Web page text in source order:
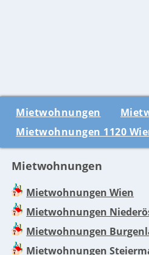
Mietwohnungen
Mietwohnungen 1120
Mietwohnungen
Mietwohnungen Wien
Mietwohnungen
Mietwohnungen
Mietwohnungen